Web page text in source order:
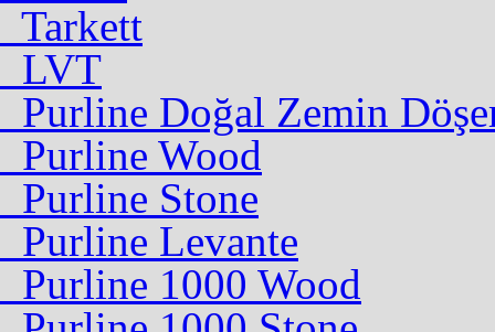
Tarkett
LVT
Purline Doğal Zemin
Purline Wood
Purline Stone
Purline Levante
Purline 1000 Wood